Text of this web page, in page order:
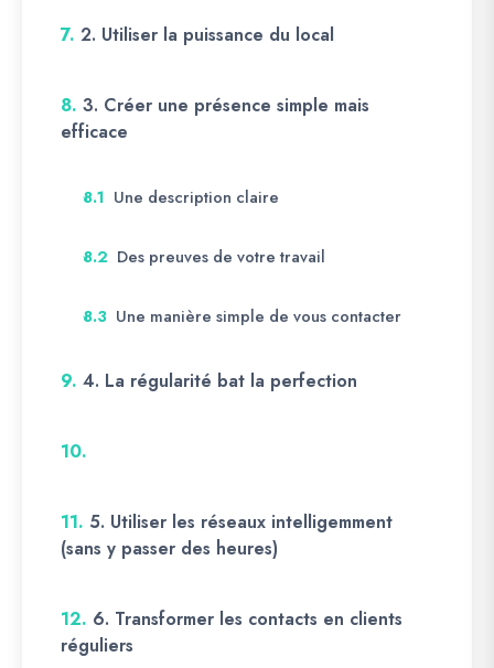
7. 2. Utiliser la puissance du local
8. 3. Créer une présence simple mais
efficace
8.1 Une description claire
8.2 Des preuves de votre travail
8.3 Une manière simple de vous contacter
9. 4. La régularité bat la perfection
10.
11. 5. Utiliser les réseaux intelligemment
(sans y passer des heures)
12. 6. Transformer les contacts en clients
réguliers